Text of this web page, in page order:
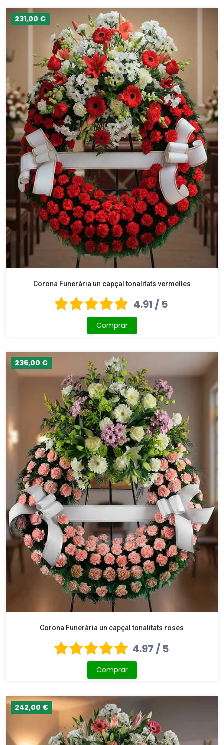
231,00 €
Corona Funerària un capçal tonalitats vermelles
4.91 / 5
Comprar
236,00 €
Corona Funerària un capçal tonalitats roses
4.97 / 5
Comprar
242,00 €